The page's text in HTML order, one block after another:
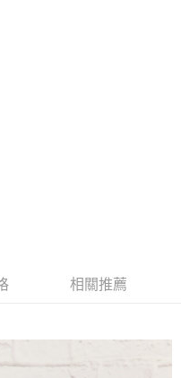
的支付方式。 讓您購物簡單
可完成結帳。
中的連結，可透過四大超商／
相關推薦